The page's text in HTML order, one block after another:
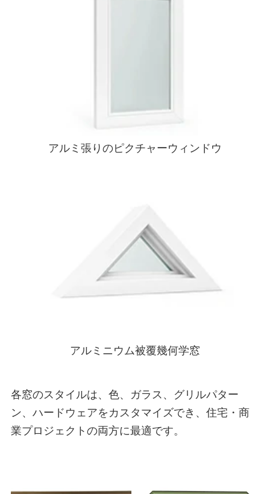
アルミ張りのピクチャーウィンドウ
アルミニウム被覆幾何学窓
各窓のスタイルは、色、ガラス、グリルパター
ン、ハードウェアをカスタマイズでき、住宅・商
業プロジェクトの両方に最適です。